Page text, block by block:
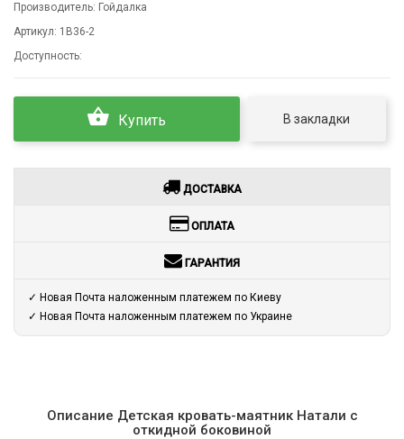
Производитель: Гойдалка
Артикул: 1B36-2
Доступность:
Купить В закладки
ДОСТАВКА
ОПЛАТА
ГАРАНТИЯ
✓ Новая Почта наложенным платежем по Киеву
✓ Новая Почта наложенным платежем по Украине
Описание Детская кровать-маятник Натали с
откидной боковиной